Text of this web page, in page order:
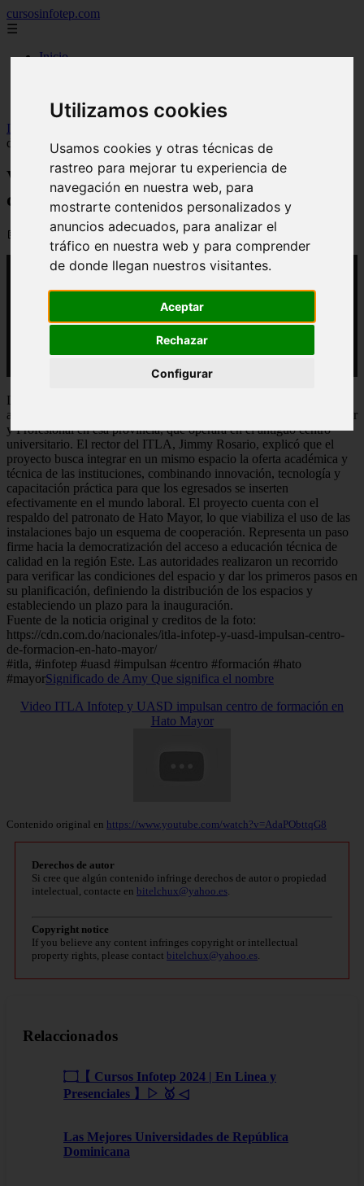
Utilizamos cookies
Usamos cookies y otras técnicas de
rastreo para mejorar tu experiencia de
navegación en nuestra web, para
mostrarte contenidos personalizados y
anuncios adecuados, para analizar el
tráfico en nuestra web y para comprender
de donde llegan nuestros visitantes.
Aceptar
Rechazar
Configurar
cursosinfotep.com
☰
Inicio
universidades de republica dominicana
Inicio
de formación en Hato Mayor
Video ITLA Infotep y UASD impulsan
centro de formación en Hato Mayor
📅 21/03/2026
Los institutos ITLA e INFOTEP, junto a la UASD de Hato Mayor,
avanzan en la creación de un Centro de Formación Técnica Superior
y Profesional en esa provincia, que operará en el antiguo centro
universitario. El rector del ITLA, Jimmy Rosario, explicó que el
proyecto busca integrar en un mismo espacio la oferta académica y
técnica de las instituciones, combinando innovación, tecnología y
capacitación práctica para que los egresados se inserten
efectivamente en el mundo laboral. El proyecto cuenta con el
respaldo del patronato de Hato Mayor, lo que viabiliza el uso de las
instalaciones bajo un esquema de cooperación. Representa un paso
firme hacia la democratización del acceso a educación técnica de
calidad en la región Este. Las autoridades realizaron un recorrido
para verificar las condiciones del espacio y dar los primeros pasos en
su planificación, definiendo la distribución de los espacios y
estableciendo un plazo para la inauguración.
Fuente de la noticia original y creditos de la foto:
https://cdn.com.do/nacionales/itla-infotep-y-uasd-impulsan-centro-
de-formacion-en-hato-mayor/
#itla, #infotep #uasd #impulsan #centro #formación #hato
#mayorSignificado de Amy Que significa el nombre
Video ITLA Infotep y UASD impulsan centro de formación en
Hato Mayor
Contenido original en https://www.youtube.com/watch?v=AdaPObttqG8
Derechos de autor
Si cree que algún contenido infringe derechos de autor o propiedad
intelectual, contacte en bitelchux@yahoo.es.
Copyright notice
If you believe any content infringes copyright or intellectual
property rights, please contact bitelchux@yahoo.es.
Relaccionados
۝【 Cursos Infotep 2024 | En Linea y
Presenciales 】▷ 🥇 ◁
Las Mejores Universidades de República
Dominicana